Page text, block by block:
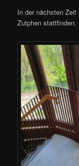
In der nächsten
Zutphen stattfinden.